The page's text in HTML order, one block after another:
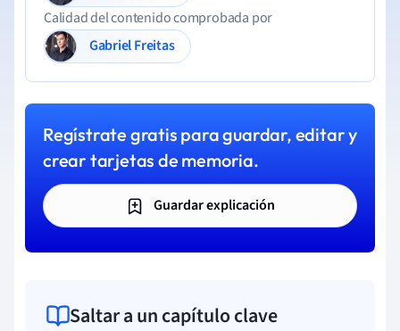
Calidad del contenido comprobada por
Gabriel Freitas
Regístrate gratis para guardar, editar y
crear tarjetas de memoria.
Guardar explicación
Saltar a un capítulo clave